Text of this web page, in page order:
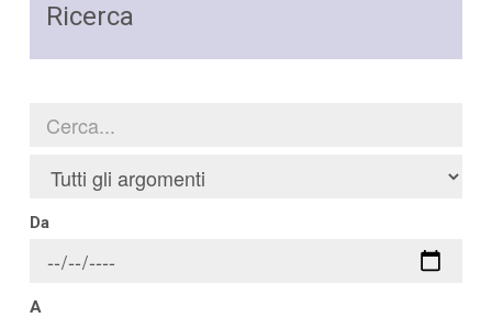
Ricerca
Da
A